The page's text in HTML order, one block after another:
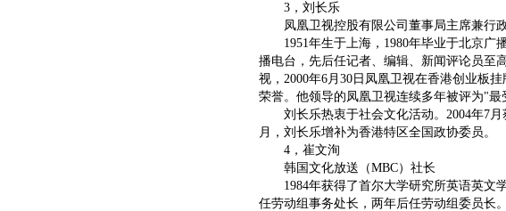
3，刘长乐
凤凰卫视控股有限公司董事局主席兼行
1951年生于上海，1980年毕业于北京广
播电台，先后任记者、编辑、新闻评论员至
视，2000年6月30日凤凰卫视在香港创业板
荣誉。他领导的凤凰卫视连续多年被评为"最
刘长乐热衷于社会文化活动。2004年7月
月，刘长乐增补为香港特区全国政协委员。
4，崔文洵
韩国文化放送（MBC）社长
1984年获得了首尔大学研究所英语英文
任劳动组事务处长，两年后任劳动组委员长